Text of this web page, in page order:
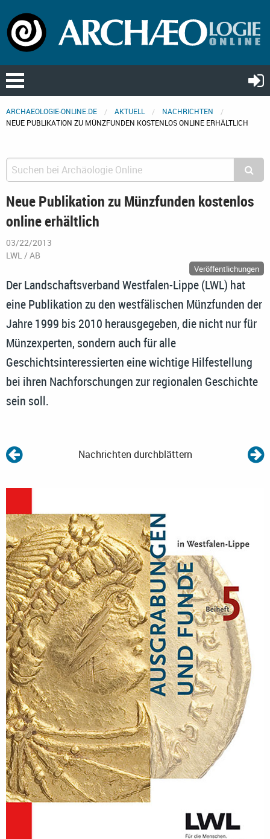
ARCHAEOLOGIE-ONLINE.DE AKTUELL
NACHRICHTEN
NEUE PUBLIKATION ZU MÜNZFUNDEN KOSTENLOS ONLINE ERHÄLTLICH
Neue Publikation zu Münzfunden kostenlos
online erhältlich
03/22/2013
LWL / AB
Veröffentlichungen
Der Landschaftsverband Westfalen-Lippe (LWL) hat
eine Publikation zu den westfälischen Münzfunden der
Jahre 1999 bis 2010 herausgegeben, die nicht nur für
Münzexperten, sondern auch für alle
Geschichtsinteressierten eine wichtige Hilfestellung
bei ihren Nachforschungen zur regionalen Geschichte
sein soll.
Nachrichten durchblättern